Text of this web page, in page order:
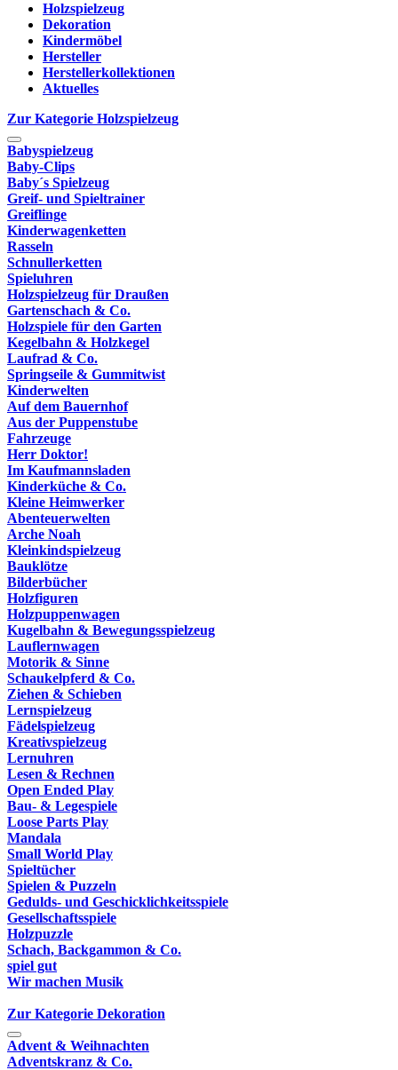
Holzspielzeug
Dekoration
Kindermöbel
Hersteller
Herstellerkollektionen
Aktuelles
Zur Kategorie Holzspielzeug
Babyspielzeug
Baby-Clips
Baby´s Spielzeug
Greif- und Spieltrainer
Greiflinge
Kinderwagenketten
Rasseln
Schnullerketten
Spieluhren
Holzspielzeug für Draußen
Gartenschach & Co.
Holzspiele für den Garten
Kegelbahn & Holzkegel
Laufrad & Co.
Springseile & Gummitwist
Kinderwelten
Auf dem Bauernhof
Aus der Puppenstube
Fahrzeuge
Herr Doktor!
Im Kaufmannsladen
Kinderküche & Co.
Kleine Heimwerker
Abenteuerwelten
Arche Noah
Kleinkindspielzeug
Bauklötze
Bilderbücher
Holzfiguren
Holzpuppenwagen
Kugelbahn & Bewegungsspielzeug
Lauflernwagen
Motorik & Sinne
Schaukelpferd & Co.
Ziehen & Schieben
Lernspielzeug
Fädelspielzeug
Kreativspielzeug
Lernuhren
Lesen & Rechnen
Open Ended Play
Bau- & Legespiele
Loose Parts Play
Mandala
Small World Play
Spieltücher
Spielen & Puzzeln
Gedulds- und Geschicklichkeitsspiele
Gesellschaftsspiele
Holzpuzzle
Schach, Backgammon & Co.
spiel gut
Wir machen Musik
Zur Kategorie Dekoration
Advent & Weihnachten
Adventskranz & Co.